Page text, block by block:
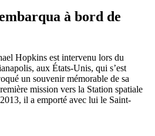
à bord de
Hopkins est intervenu lors du
aux États-Unis, qui s’est
un souvenir mémorable de sa
mission vers la Station spatiale
il a emporté avec lui le Saint-